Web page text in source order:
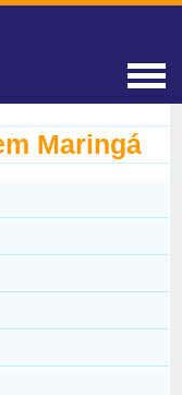
Maringá